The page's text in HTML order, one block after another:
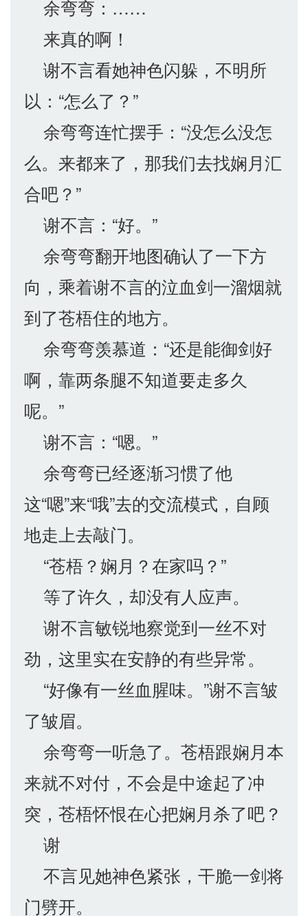
余弯弯：……
来真的啊！
谢不言看她神色闪躲，不明所
以：“怎么了？”
余弯弯连忙摆手：“没怎么没怎
么。来都来了，那我们去找娴月汇
合吧？”
谢不言：“好。”
余弯弯翻开地图确认了一下方
向，乘着谢不言的泣血剑一溜烟就
到了苍梧住的地方。
余弯弯羡慕道：“还是能御剑好
啊，靠两条腿不知道要走多久
呢。”
谢不言：“嗯。”
余弯弯已经逐渐习惯了他
这“嗯”来“哦”去的交流模式，自顾
地走上去敲门。
“苍梧？娴月？在家吗？”
等了许久，却没有人应声。
谢不言敏锐地察觉到一丝不对
劲，这里实在安静的有些异常。
“好像有一丝血腥味。”谢不言皱
了皱眉。
余弯弯一听急了。苍梧跟娴月本
来就不对付，不会是中途起了冲
突，苍梧怀恨在心把娴月杀了吧？
谢
不言见她神色紧张，干脆一剑将
门劈开。